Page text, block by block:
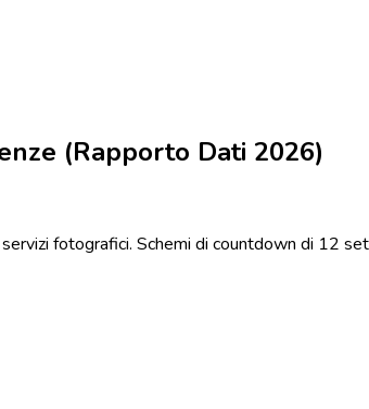
(Rapporto Dati 2026)
fotografici. Schemi di countdown di 12